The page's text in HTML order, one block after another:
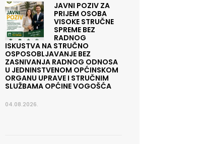
JAVNI POZIV ZA
PRIJEM OSOBA
VISOKE STRUČNE
SPREME BEZ
RADNOG
ISKUSTVA NA STRUČNO
OSPOSOBLJAVANJE BEZ
ZASNIVANJA RADNOG ODNOSA
U JEDNINSTVENOM OPĆINSKOM
ORGANU UPRAVE I STRUČNIM
SLUŽBAMA OPĆINE VOGOŠĆA
04.08.2026.